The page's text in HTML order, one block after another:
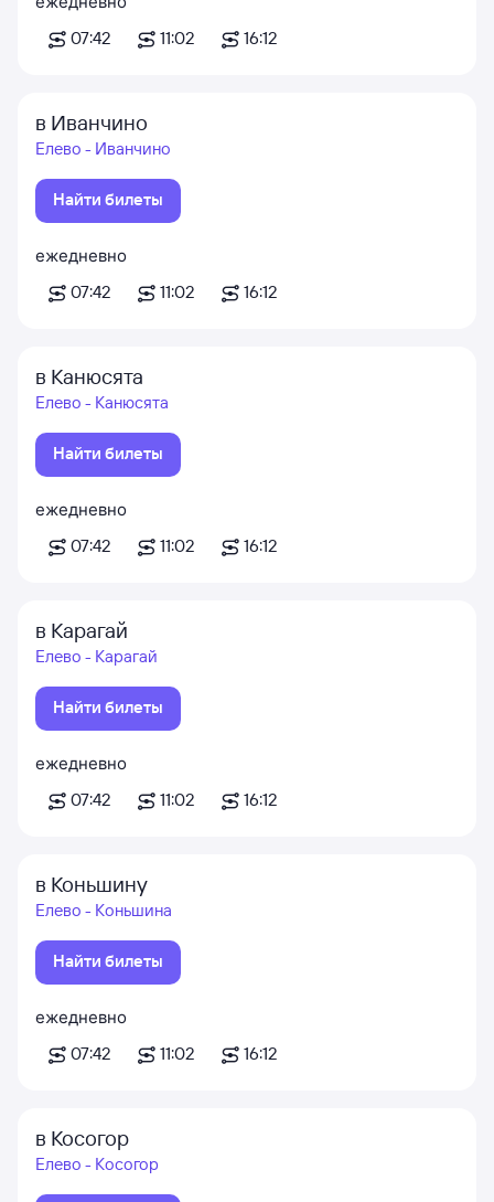
07:42
11:02 16:12
в Иванчино
Елево - Иванчино
Найти билеты
ежедневно
07:42
11:02 16:12
в Канюсята
Елево - Канюсята
Найти билеты
ежедневно
07:42
11:02 16:12
в Карагай
Елево - Карагай
Найти билеты
ежедневно
07:42
11:02 16:12
в Коньшину
Елево - Коньшина
Найти билеты
ежедневно
07:42
11:02 16:12
в Косогор
Елево - Косогор